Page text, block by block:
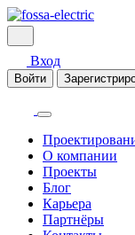
Вход
Войти
О компании
Проекты
Блог
Карьера
Партнёры